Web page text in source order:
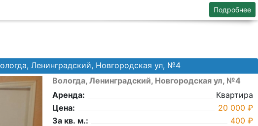
Подробнее
Ленинградский, Новгородская ул, №4
Вологда, Ленинградский, Новгородская ул, №4
Аренда:
Квартира
Цена:
20 000 ₽
За кв. м.:
400 ₽